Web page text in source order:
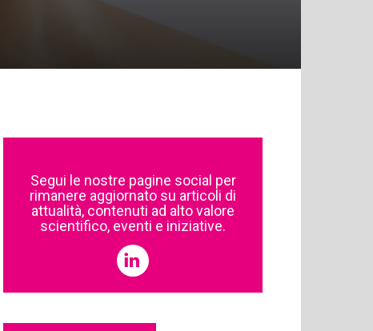
Segui le nostre pagine social per
rimanere aggiornato su articoli di
attualità, contenuti ad alto valore
scientifico, eventi e iniziative.